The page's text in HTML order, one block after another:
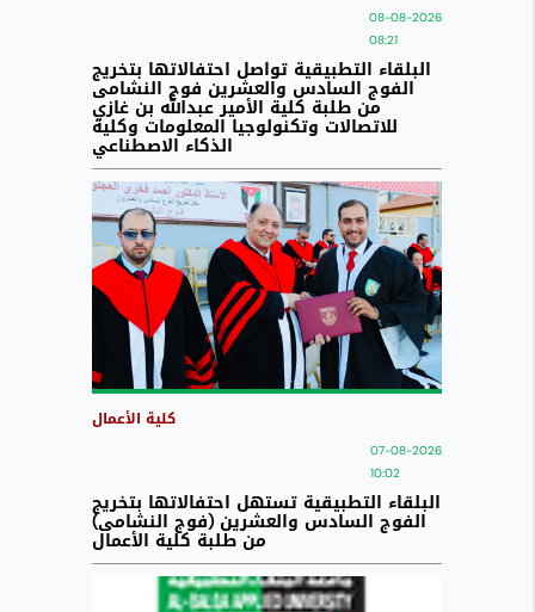
08-08-2026
08:21
البلقاء التطبيقية تواصل احتفالاتها بتخريج
الفوج السادس والعشرين فوج النشامى
من طلبة كلية الأمير عبدالله بن غازي
للاتصالات وتكنولوجيا المعلومات وكلية
الذكاء الاصطناعي
كلية الأعمال
07-08-2026
10:02
البلقاء التطبيقية تستهل احتفالاتها بتخريج
الفوج السادس والعشرين (فوج النشامى)
من طلبة كلية الأعمال